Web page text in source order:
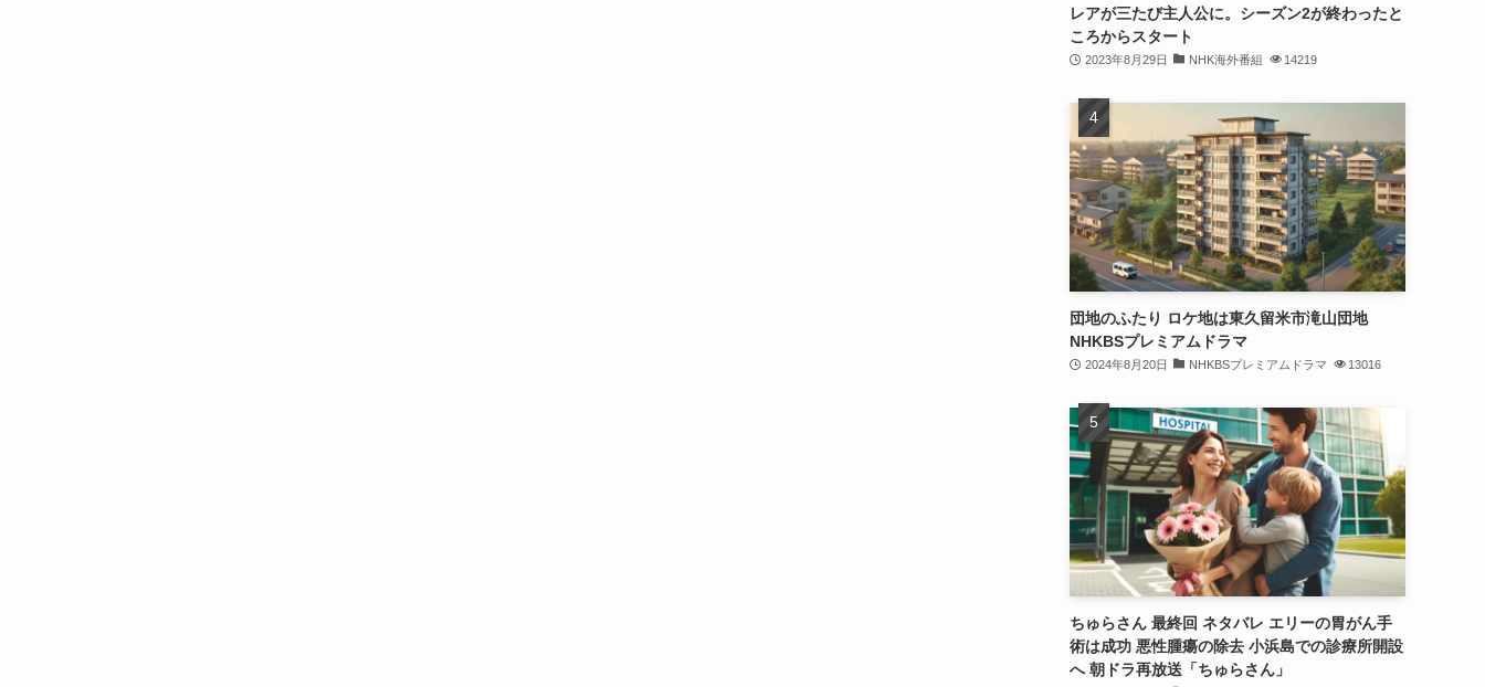
レアが三たび主人公に。シーズン2が終わったと
ころからスタート
2023年8月29日 NHK海外番組 14219
団地のふたり ロケ地は東久留米市滝山団地
NHKBSプレミアムドラマ
2024年8月20日 NHKBSプレミアムドラマ 13016
ちゅらさん 最終回 ネタバレ エリーの胃がん手
術は成功 悪性腫瘍の除去 小浜島での診療所開設
へ 朝ドラ再放送「ちゅらさん」